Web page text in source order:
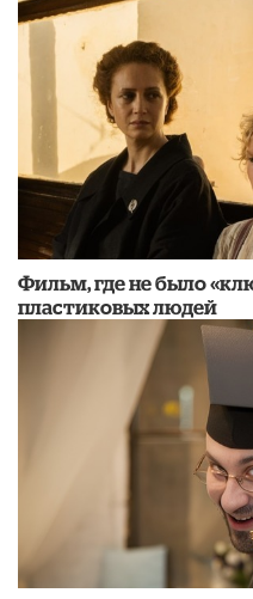
Фильм, где не было
пластиковых людей